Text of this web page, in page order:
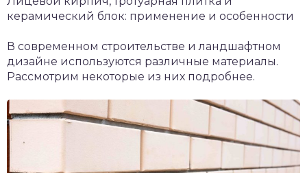
керамический блок: применение и особенности
В современном строительстве и ландшафтном
дизайне используются различные материалы.
Рассмотрим некоторые из них подробнее.